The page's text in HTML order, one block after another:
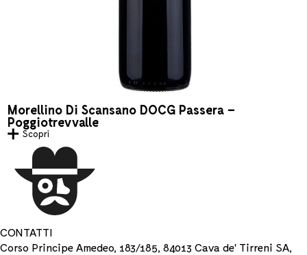
Morellino Di Scansano DOCG Passera –
Poggiotrevvalle
Scopri
CONTATTI
Corso Principe Amedeo, 183/185, 84013 Cava de' Tirreni SA,